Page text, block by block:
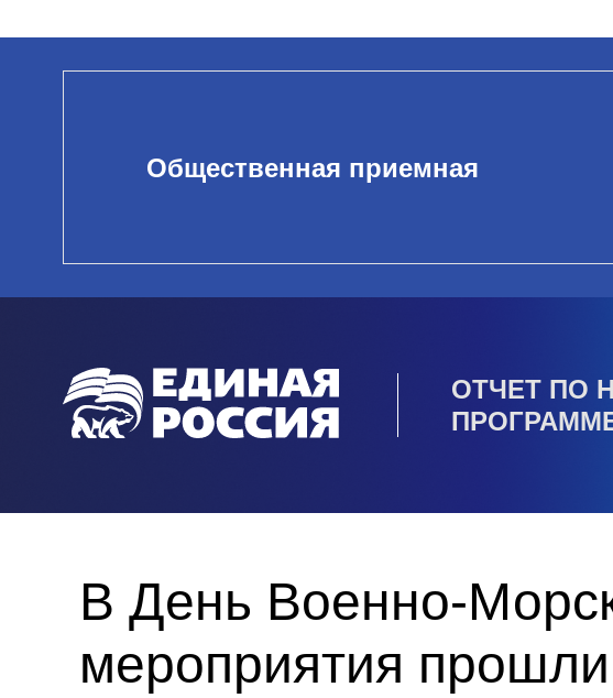
Общественная приемная
ОТЧЕТ ПО
ПРОГРАММЕ
В День Военно-
мероприятия